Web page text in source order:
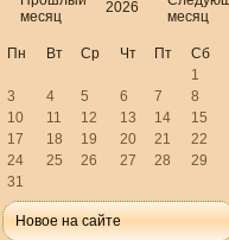
2026
Пн Вт Ср Чт Пт Сб
1
3
4 5 6 7 8
10
11 12 13 14 15
17
18 19 20 21 22
24
25 26 27 28 29
31
Новое на сайте